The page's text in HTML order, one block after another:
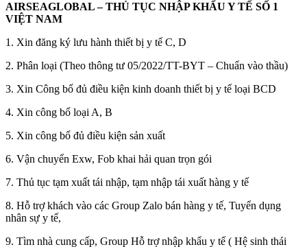
AIRSEAGLOBAL – THỦ TỤC NHẬP KHẨU Y TẾ SỐ 1
VIỆT NAM
1. Xin đăng ký lưu hành thiết bị y tế C, D
2. Phân loại (Theo thông tư 05/2022/TT-BYT – Chuẩn vào thầu)
3. Xin Công bố đủ điều kiện kinh doanh thiết bị y tế loại BCD
4. Xin công bố loại A, B
5. Xin công bố đủ điều kiện sản xuất
6. Vận chuyển Exw, Fob khai hải quan trọn gói
7. Thủ tục tạm xuất tái nhập, tạm nhập tái xuất hàng y tế
8. Hỗ trợ khách vào các Group Zalo bán hàng y tế, Tuyển dụng
nhân sự y tế,
9. Tìm nhà cung cấp, Group Hỗ trợ nhập khẩu y tế ( Hệ sinh thái